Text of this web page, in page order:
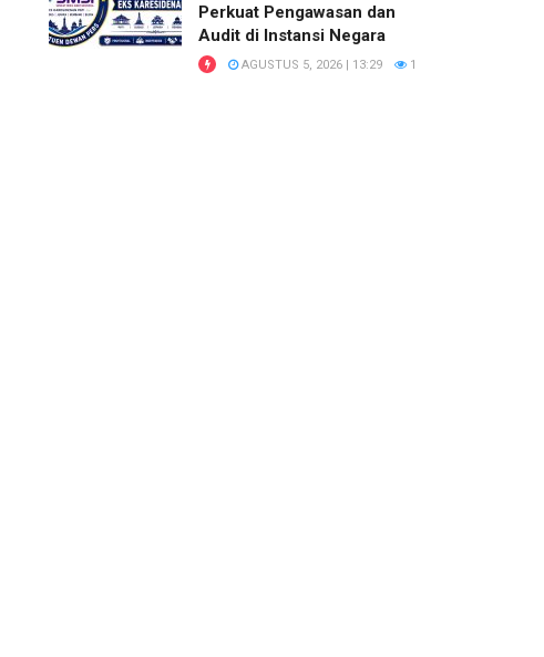
Perkuat Pengawasan dan
Audit di Instansi Negara
AGUSTUS 5, 2026 | 13:29 1